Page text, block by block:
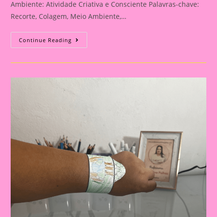
Ambiente: Atividade Criativa e Consciente Palavras-chave:
Recorte, Colagem, Meio Ambiente,…
Continue Reading Atividade
Do
Ambiente
E
Ambiente